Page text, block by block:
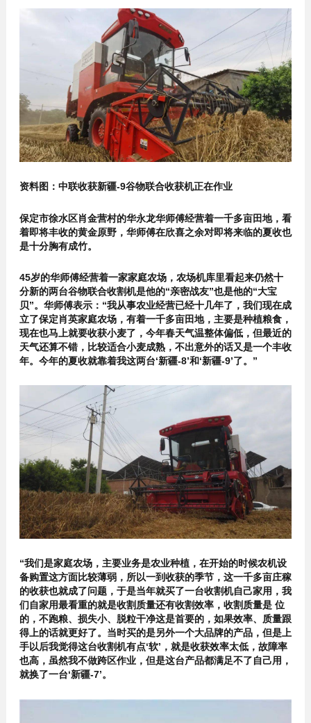
资料图：中联收获新疆-9谷物联合收获机正在作业
保定市徐水区肖金营村的华永龙华师傅经营着一千多亩田地，看
着即将丰收的黄金原野，华师傅在欣喜之余对即将来临的夏收也
是十分胸有成竹。
45岁的华师傅经营着一家家庭农场，农场机库里看起来仍然十
分新的两台谷物联合收割机是他的“亲密战友”也是他的“大宝
贝”。华师傅表示：“我从事农业经营已经十几年了，我们现在成
立了保定肖英家庭农场，有着一千多亩田地，主要是种植粮食，
现在也马上就要收获小麦了，今年春天气温整体偏低，但最近的
天气还算不错，比较适合小麦成熟，不出意外的话又是一个丰收
年。今年的夏收就靠着我这两台‘新疆-8’和‘新疆-9’了。”
“我们是家庭农场，主要业务是农业种植，在开始的时候农机设
备购置这方面比较薄弱，所以一到收获的季节，这一千多亩庄稼
的收获也就成了问题，于是当年就买了一台收割机自己家用，我
们自家用最看重的就是收割质量还有收割效率，收割质量是 位
的，不跑粮、损失小、脱粒干净这是首要的，如果效率、质量跟
得上的话就更好了。当时买的是另外一个大品牌的产品，但是上
手以后我觉得这台收割机有点‘软’，就是收获效率太低，故障率
也高，虽然我不做跨区作业，但是这台产品都满足不了自己用，
就换了一台‘新疆-7’。